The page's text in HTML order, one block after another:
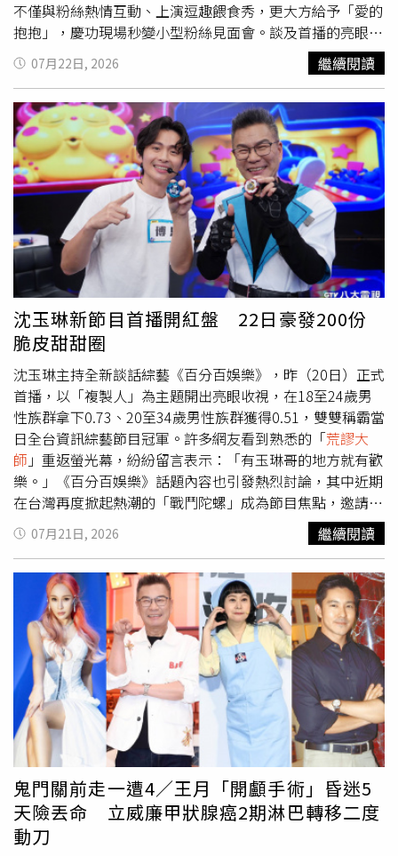
不僅與粉絲熱情互動、上演逗趣餵食秀，更大方給予「愛的
抱抱」，慶功現場秒變小型粉絲見面會。談及首播的亮眼成
績，沈玉琳笑稱接到團隊通知時人還在泰國度假，「當時因
為天氣熱沒什麼食慾，一聽到好消息開心到馬上嗑了8尾
蝦」。他表示，《百分百娛樂》幕前幕後群策群力、題材新
穎，如今達到初期目標且口碑極佳，相信收視效益會像雪球
一樣越滾越大。他也幽默許諾，今天首播慶功送甜甜圈，未
來隨著收視率節節攀升，會考慮升級發放美味大肉包甚至披
薩犒賞觀眾。沈玉琳表示：「這次選擇發放『脆皮甜甜
圈』，除了呼應節目主題取材自網路熱門話題，甜甜的口感
也象徵收視會一直『甜甜』下去！只希望粉絲領完要記得
吃，我很怕大家捨不得吃下肚。」而節目開播後，沈玉琳也
收到無數粉絲的加油與關心，大家總不忘叮嚀「身體健康第
一」。對此，他也回覆粉絲「開心工作就是最好的養病方
式」，沒想到粉絲都不以為然，依然持續叫他多休息，讓他
倍感溫馨。沈玉琳慶功現場秒變小型粉絲見面會。（圖／八
大電視提供）
07月22日, 2026 繼續閱讀
沈玉琳新節目首播開紅盤 22日豪發200份
脆皮甜甜圈
沈玉琳主持全新談話綜藝《百分百娛樂》，昨（20日）正式
首播，以「複製人」為主題開出亮眼收視，在18至24歲男
性族群拿下0.73、20至34歲男性族群獲得0.51，雙雙稱霸當
日全台資訊綜藝節目冠軍。許多網友看到熟悉的「荒謬大
師 」重返螢光幕，紛紛留言表示：「有玉琳哥的地方就有歡
樂。」《百分百娛樂》話題內容也引發熱烈討論，其中近期
在台灣再度掀起熱潮的「戰鬥陀螺」成為節目焦點，邀請剛
奪下G1全國大賽冠軍的脫口秀演員博恩、宅男女神解婕翎
以及人氣YouTuber同場PK，直接把攝影棚變成戰鬥陀螺競
技場。博恩一改平時高學歷「學霸」的知性形象，一聊起戰
鬥陀螺立刻化身熱血玩家。他坦言，為了備戰比賽，曾特地
向老婆爭取「練習時間」，希望一週內不要被打擾，全心投
入訓練。主持人沈玉琳追問：「如果老婆因為戰鬥陀螺跟你
鬧離婚怎麼辦？」博恩毫不猶豫笑回：「離婚的話，財產、
小孩都可以給老婆，我只要戰鬥陀螺就好。」誇張發言讓全
場笑翻。眼看博恩滔滔不絕分享陀螺知識，沈玉琳也忍不住
吐槽：「怎麼我去上你主持的節目，都沒看你這麼認
真？！」《百分百娛樂》自7月20日起，每週一至週五晚間
9點於八大綜合台首播，晚間10點同步於《百分百娛樂》
YouTube頻道上架。而節目首播開出紅盤，為感謝觀眾支
持，電視台將於明（22日）下午1點30分，在八大電視正門
口舉辦回饋活動，由沈玉琳親自發送象徵收視「甜甜」的脆
皮甜甜圈，限量200份，送完為止。
07月21日, 2026 繼續閱讀
鬼門關前走一遭4／王月「開顱手術」昏迷5
天險丟命 立威廉甲狀腺癌2期淋巴轉移二度
動刀